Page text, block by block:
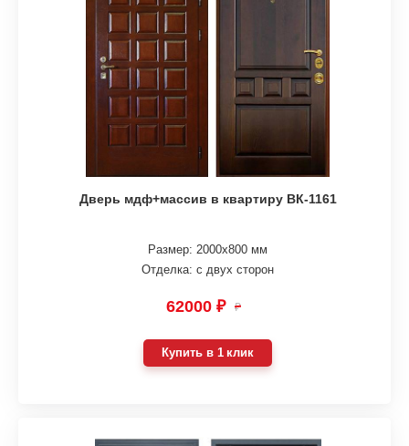
Дверь мдф+массив в квартиру ВК-1161
Размер: 2000х800 мм
Отделка: с двух сторон
62000 ₽ ₽
Купить в 1 клик